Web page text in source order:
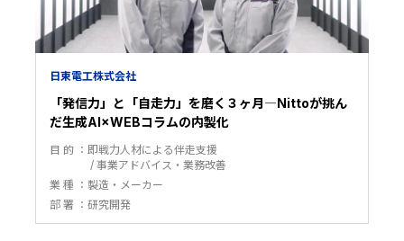
日東電工株式会社
「発信力」と「自走力」を磨く３ヶ月―Nittoが挑ん
だ生成AI×WEBコラムの内製化
目 的
即戦力人材による伴走支援
事業アドバイス・業務改善
業 種
製造・メーカー
部 署
研究開発